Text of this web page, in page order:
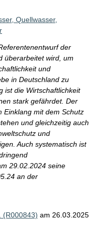
Quellwasser,
der
überarbeitet wird, um
und
in Deutschland zu
ist die Wirtschaftlichkeit
stark gefährdet. Der
Einklang mit dem Schutz
und gleichzeitig auch
und
Auch systematisch ist
29.02.2024 seine
an der
(R000843) am 26.03.2025